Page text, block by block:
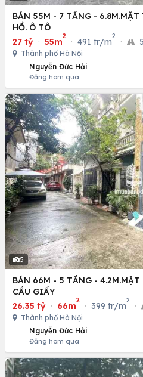
BÁN 55M - 7 TẦNG - 6.8M.MẶT
HỒ. Ô TÔ
27 tỷ · 55m
2
· 491 tr/m
2
·
Thành phố Hà Nội
Nguyễn Đức Hải
Đăng hôm qua
5
BÁN 66M - 5 TẦNG -
CẦU GIẤY
26.35 tỷ · 66m
2
· 399 tr/m
2
·
Thành phố Hà Nội
Nguyễn Đức Hải
Đăng hôm qua